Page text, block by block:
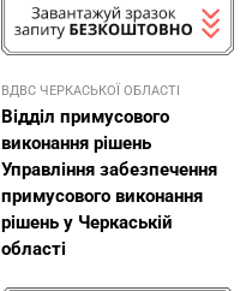
ВДВС ЧЕРКАСЬКОЇ ОБЛАСТІ
Відділ примусового
виконання рішень
Управління забезпечення
примусового виконання
рішень у Черкаській
області